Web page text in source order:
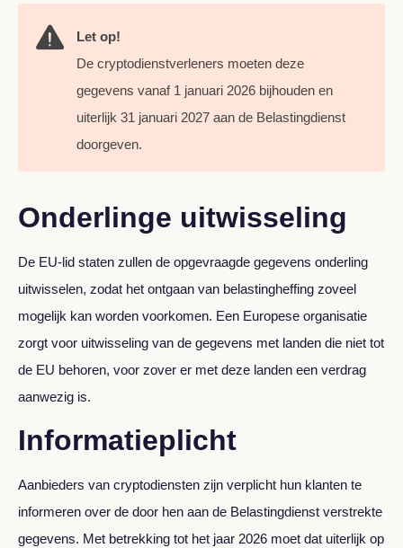
Let op!
De cryptodienstverleners moeten deze
gegevens vanaf 1 januari 2026 bijhouden en
uiterlijk 31 januari 2027 aan de Belastingdienst
doorgeven.
Onderlinge uitwisseling
De EU-lid staten zullen de opgevraagde gegevens onderling
uitwisselen, zodat het ontgaan van belastingheffing zoveel
mogelijk kan worden voorkomen. Een Europese organisatie
zorgt voor uitwisseling van de gegevens met landen die niet tot
de EU behoren, voor zover er met deze landen een verdrag
aanwezig is.
Informatieplicht
Aanbieders van cryptodiensten zijn verplicht hun klanten te
informeren over de door hen aan de Belastingdienst verstrekte
gegevens. Met betrekking tot het jaar 2026 moet dat uiterlijk op